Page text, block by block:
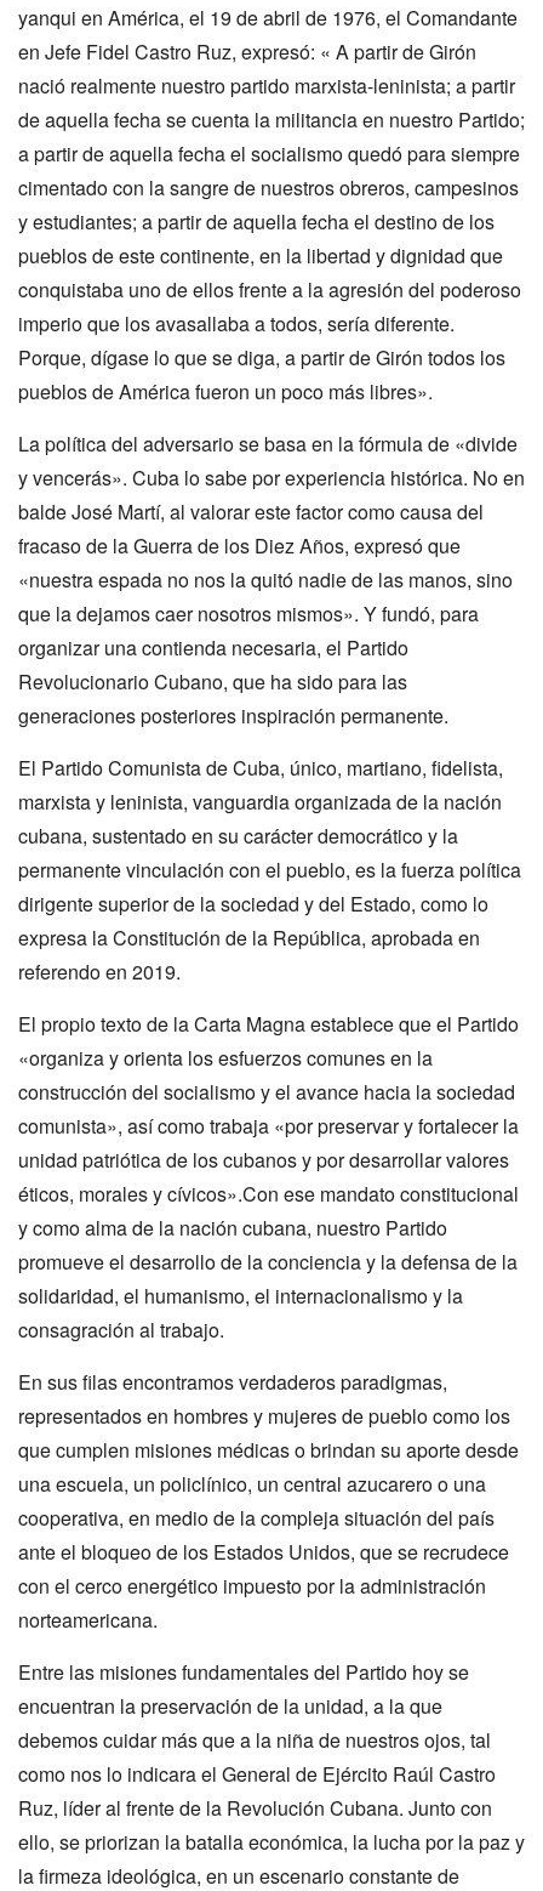
yanqui en América, el 19 de abril de 1976, el Comandante
en Jefe Fidel Castro Ruz, expresó: « A partir de Girón
nació realmente nuestro partido marxista-leninista; a partir
de aquella fecha se cuenta la militancia en nuestro Partido;
a partir de aquella fecha el socialismo quedó para siempre
cimentado con la sangre de nuestros obreros, campesinos
y estudiantes; a partir de aquella fecha el destino de los
pueblos de este continente, en la libertad y dignidad que
conquistaba uno de ellos frente a la agresión del poderoso
imperio que los avasallaba a todos, sería diferente.
Porque, dígase lo que se diga, a partir de Girón todos los
pueblos de América fueron un poco más libres».
La política del adversario se basa en la fórmula de «divide
y vencerás». Cuba lo sabe por experiencia histórica. No en
balde José Martí, al valorar este factor como causa del
fracaso de la Guerra de los Diez Años, expresó que
«nuestra espada no nos la quitó nadie de las manos, sino
que la dejamos caer nosotros mismos». Y fundó, para
organizar una contienda necesaria, el Partido
Revolucionario Cubano, que ha sido para las
generaciones posteriores inspiración permanente.
El Partido Comunista de Cuba, único, martiano, fidelista,
marxista y leninista, vanguardia organizada de la nación
cubana, sustentado en su carácter democrático y la
permanente vinculación con el pueblo, es la fuerza política
dirigente superior de la sociedad y del Estado, como lo
expresa la Constitución de la República, aprobada en
referendo en 2019.
El propio texto de la Carta Magna establece que el Partido
«organiza y orienta los esfuerzos comunes en la
construcción del socialismo y el avance hacia la sociedad
comunista», así como trabaja «por preservar y fortalecer la
unidad patriótica de los cubanos y por desarrollar valores
éticos, morales y cívicos».Con ese mandato constitucional
y como alma de la nación cubana, nuestro Partido
promueve el desarrollo de la conciencia y la defensa de la
solidaridad, el humanismo, el internacionalismo y la
consagración al trabajo.
En sus filas encontramos verdaderos paradigmas,
representados en hombres y mujeres de pueblo como los
que cumplen misiones médicas o brindan su aporte desde
una escuela, un policlínico, un central azucarero o una
cooperativa, en medio de la compleja situación del país
ante el bloqueo de los Estados Unidos, que se recrudece
con el cerco energético impuesto por la administración
norteamericana.
Entre las misiones fundamentales del Partido hoy se
encuentran la preservación de la unidad, a la que
debemos cuidar más que a la niña de nuestros ojos, tal
como nos lo indicara el General de Ejército Raúl Castro
Ruz, líder al frente de la Revolución Cubana. Junto con
ello, se priorizan la batalla económica, la lucha por la paz y
la firmeza ideológica, en un escenario constante de